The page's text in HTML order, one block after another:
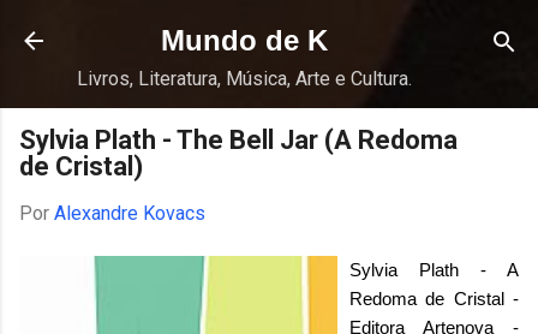
Pular para o conteúdo principal
Mundo de K
Livros, Literatura, Música, Arte e Cultura.
Sylvia Plath - The Bell Jar (A Redoma
de Cristal)
Por Alexandre Kovacs
Sylvia Plath - A
Redoma de Cristal -
Editora Artenova -